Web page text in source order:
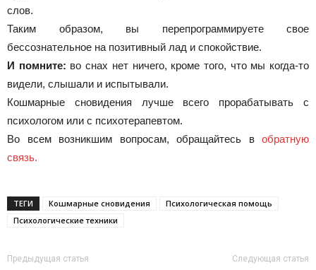
слов.
Таким образом, вы перепрограммируете свое
бессознательное на позитивный лад и спокойствие.
И помните: во снах нет ничего, кроме того, что мы когда-то
видели, слышали и испытывали.
Кошмарные сновидения лучше всего прорабатывать с
психологом или с психотерапевтом.
Во всем возникшим вопросам, обращайтесь в обратную
связь.
ТЕГИ Кошмарные сновидения
Психологическая помощь
Психологические техники
Предыдущая статья Следующая статья